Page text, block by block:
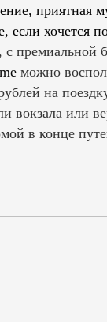
приятная
если хочется
с премиальной
можно
на
вокзала или
в конце